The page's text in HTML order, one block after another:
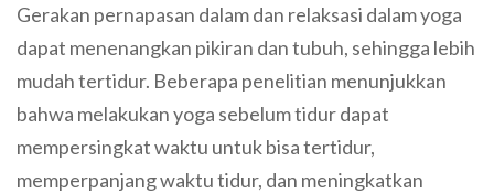
Gerakan pernapasan dalam dan relaksasi dalam yoga
dapat menenangkan pikiran dan tubuh, sehingga lebih
mudah tertidur. Beberapa penelitian menunjukkan
bahwa melakukan yoga sebelum tidur dapat
mempersingkat waktu untuk bisa tertidur,
memperpanjang waktu tidur, dan meningkatkan